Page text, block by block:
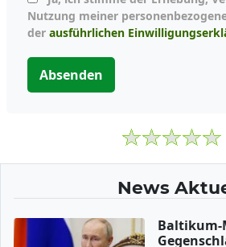
Nutzung meiner
der ausführlichen
Absenden
News